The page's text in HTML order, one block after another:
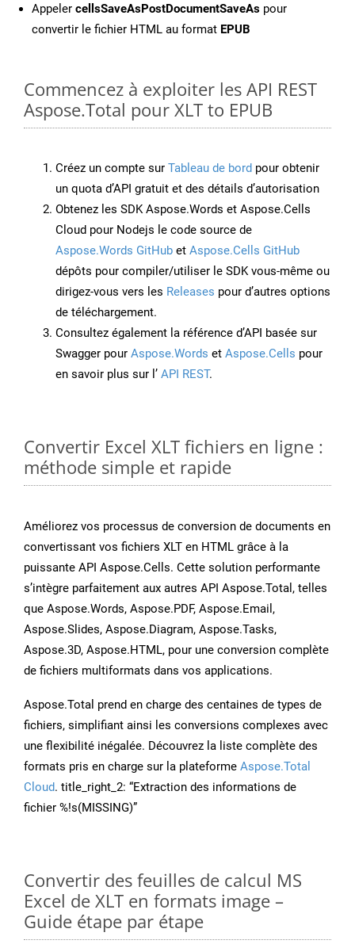
Appeler cellsSaveAsPostDocumentSaveAs pour
convertir le fichier HTML au format EPUB
Commencez à exploiter les API REST
Aspose.Total pour XLT to EPUB
Créez un compte sur Tableau de bord pour obtenir
un quota d’API gratuit et des détails d’autorisation
Obtenez les SDK Aspose.Words et Aspose.Cells
Cloud pour Nodejs le code source de
Aspose.Words GitHub et Aspose.Cells GitHub
dépôts pour compiler/utiliser le SDK vous-même ou
dirigez-vous vers les Releases pour d’autres options
de téléchargement.
Consultez également la référence d’API basée sur
Swagger pour Aspose.Words et Aspose.Cells pour
en savoir plus sur l’ API REST.
Convertir Excel XLT fichiers en ligne :
méthode simple et rapide
Améliorez vos processus de conversion de documents en
convertissant vos fichiers XLT en HTML grâce à la
puissante API Aspose.Cells. Cette solution performante
s’intègre parfaitement aux autres API Aspose.Total, telles
que Aspose.Words, Aspose.PDF, Aspose.Email,
Aspose.Slides, Aspose.Diagram, Aspose.Tasks,
Aspose.3D, Aspose.HTML, pour une conversion complète
de fichiers multiformats dans vos applications.
Aspose.Total prend en charge des centaines de types de
fichiers, simplifiant ainsi les conversions complexes avec
une flexibilité inégalée. Découvrez la liste complète des
formats pris en charge sur la plateforme Aspose.Total
Cloud. title_right_2: “Extraction des informations de
fichier %!s(MISSING)”
Convertir des feuilles de calcul MS
Excel de XLT en formats image –
Guide étape par étape